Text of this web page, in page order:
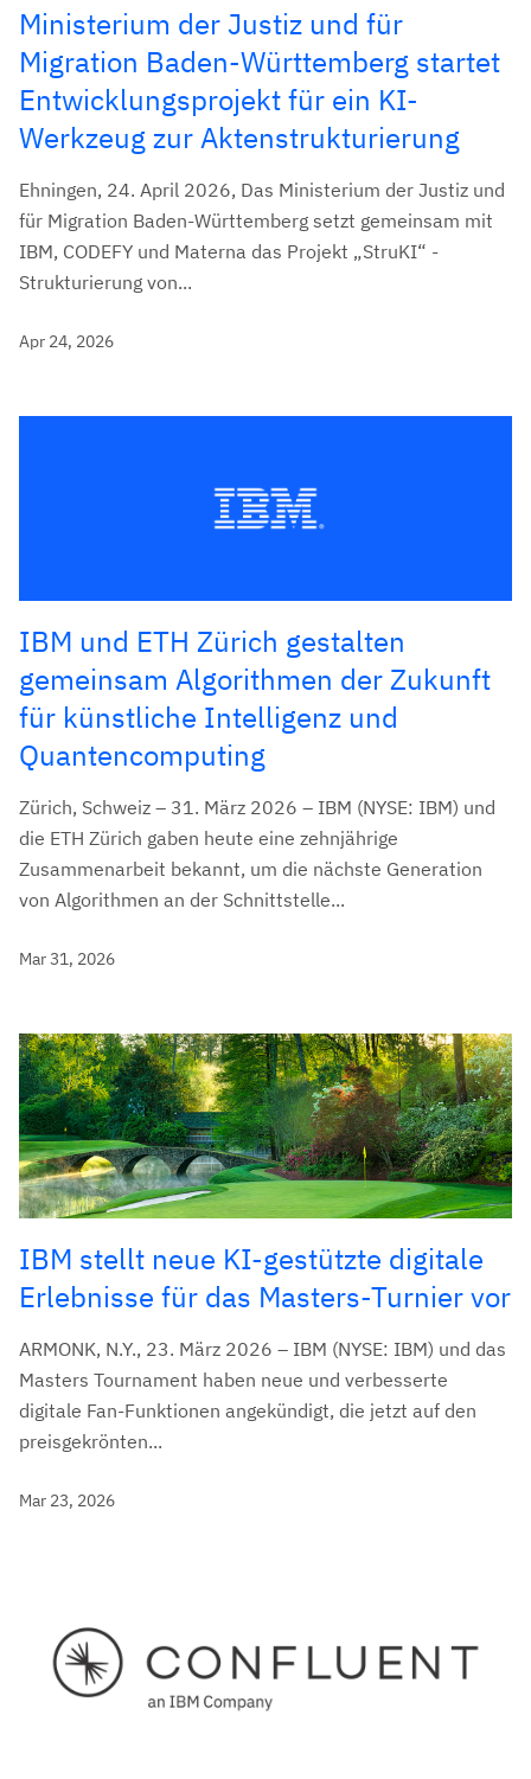
Ministerium der Justiz und für
Migration Baden-Württemberg startet
Entwicklungsprojekt für ein KI-
Werkzeug zur Aktenstrukturierung
Ehningen, 24. April 2026, Das Ministerium der Justiz und
für Migration Baden-Württemberg setzt gemeinsam mit
IBM, CODEFY und Materna das Projekt „StruKI“ -
Strukturierung von...
Apr 24, 2026
IBM und ETH Zürich gestalten
gemeinsam Algorithmen der Zukunft
für künstliche Intelligenz und
Quantencomputing
Zürich, Schweiz – 31. März 2026 – IBM (NYSE: IBM) und
die ETH Zürich gaben heute eine zehnjährige
Zusammenarbeit bekannt, um die nächste Generation
von Algorithmen an der Schnittstelle...
Mar 31, 2026
IBM stellt neue KI-gestützte digitale
Erlebnisse für das Masters-Turnier vor
ARMONK, N.Y., 23. März 2026 – IBM (NYSE: IBM) und das
Masters Tournament haben neue und verbesserte
digitale Fan-Funktionen angekündigt, die jetzt auf den
preisgekrönten...
Mar 23, 2026